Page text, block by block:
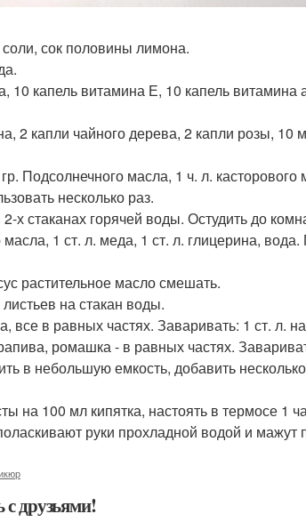
сок половины лимона.
10 капель витамина Е, 10 капель витамина
2 капли чайного дерева, 2 капли розы,
Подсолнечного масла, 1 ч. л.
несколько раз.
х стаканах горячей воды. Остудить до
1 ст. л. меда, 1 ст. л. глицерина,
растительное масло смешать.
на стакан воды.
все в равных частях. Заваривать: 1 ст. л.
ромашка - в равных частях.
в небольшую емкость, добавить несколько
на 100 мл кипятка, настоять в термосе 1
руки прохладной водой и мажут
друзьями!